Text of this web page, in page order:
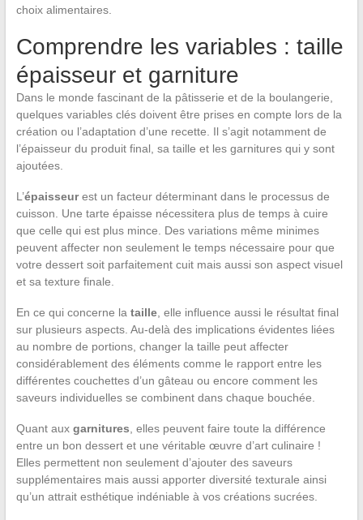
choix alimentaires.
Comprendre les variables : taille
épaisseur et garniture
Dans le monde fascinant de la pâtisserie et de la boulangerie,
quelques variables clés doivent être prises en compte lors de la
création ou l’adaptation d’une recette. Il s’agit notamment de
l’épaisseur du produit final, sa taille et les garnitures qui y sont
ajoutées.
L’épaisseurest un facteur déterminant dans le processus de
cuisson. Une tarte épaisse nécessitera plus de temps à cuire
que celle qui est plus mince. Des variations même minimes
peuvent affecter non seulement le temps nécessaire pour que
votre dessert soit parfaitement cuit mais aussi son aspect visuel
et sa texture finale.
En ce qui concerne la taille, elle influence aussi le résultat final
sur plusieurs aspects. Au-delà des implications évidentes liées
au nombre de portions, changer la taille peut affecter
considérablement des éléments comme le rapport entre les
différentes couchettes d’un gâteau ou encore comment les
saveurs individuelles se combinent dans chaque bouchée.
Quant aux garnitures , elles peuvent faire toute la différence
entre un bon dessert et une véritable œuvre d’art culinaire !
Elles permettent non seulement d’ajouter des saveurs
supplémentaires mais aussi apporter diversité texturale ainsi
qu’un attrait esthétique indéniable à vos créations sucrées.